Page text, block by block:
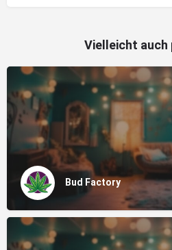
Vielleicht auch
Bud Factory